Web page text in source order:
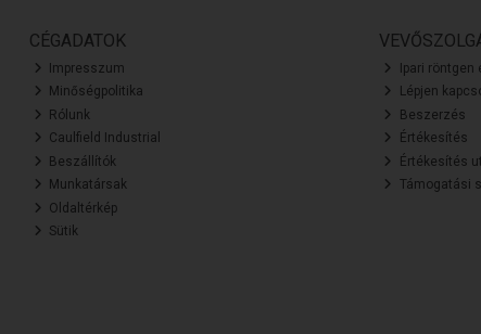
CÉGADATOK
Impresszum
Minőségpolitika
Rólunk
Caulfield Industrial
Beszállítók
Munkatársak
Oldaltérkép
Sütik
Ipari röntgen
Lépjen
Beszerzés
Értékesítés
Értékesítés
Támogatási